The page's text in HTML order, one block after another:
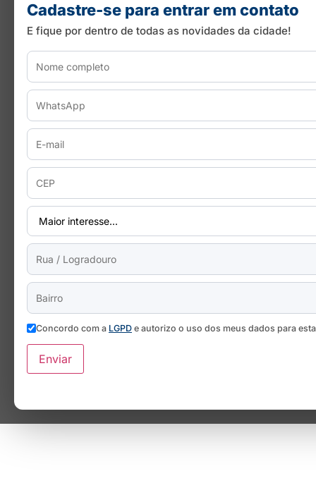
Cadastre-se para entrar em contato
E fique por dentro de todas as novidades da cidade!
Concordo com a LGPD e autorizo o uso dos meus dados para
Enviar